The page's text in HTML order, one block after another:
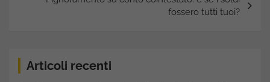
fossero tutti tuoi?
Articoli recenti